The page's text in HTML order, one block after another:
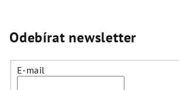
Odebírat newsletter
E-mail